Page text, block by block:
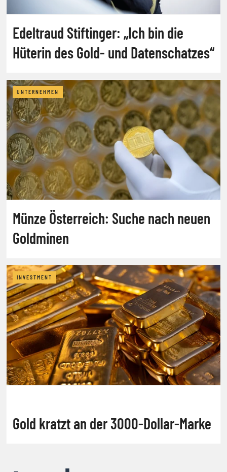
Edeltraud Stiftinger: „Ich bin die
Hüterin des Gold- und Datenschatzes“
UNTERNEHMEN
Münze Österreich: Suche nach neuen
Goldminen
INVESTMENT
Gold kratzt an der 3000-Dollar-Marke